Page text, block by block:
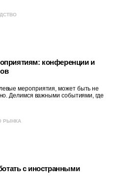
конференции и
мероприятия, может быть не
Делимся важными событиями, где
РЫНКА
с иностранными